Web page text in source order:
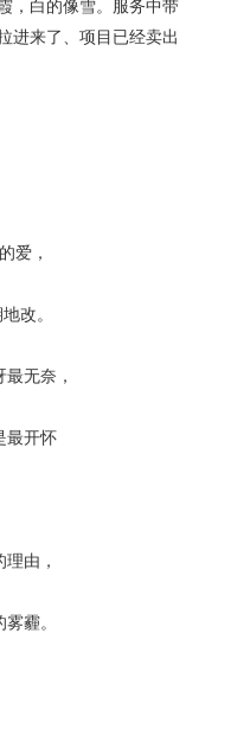
，白的像雪。服务中带
进来了、项目已经卖出
爱，
改。
无奈，
最开怀
由，
霾。